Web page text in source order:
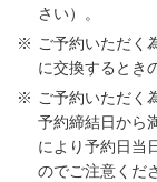
さい）。
ご予約いただく
に交換するとき
ご予約いただく
予約締結日から
により予約日当
のでご注意くだ